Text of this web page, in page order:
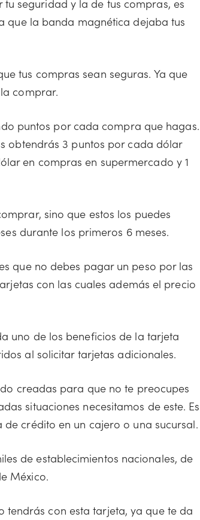
seguridad y la de tus compras, es
que la banda magnética dejaba tus
tus compras sean seguras. Ya que
comprar.
puntos por cada compra que hagas.
obtendrás 3 puntos por cada dólar
en compras en supermercado y 1
sino que estos los puedes
durante los primeros 6 meses.
que no debes pagar un peso por las
con las cuales además el precio
uno de los beneficios de la tarjeta
al solicitar tarjetas adicionales.
creadas para que no te preocupes
situaciones necesitamos de este. Es
crédito en un cajero o una sucursal.
de establecimientos nacionales, de
México.
con esta tarjeta, ya que te da